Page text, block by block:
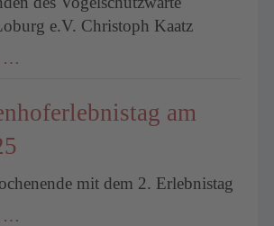
e.V. Christoph Kaatz
…
am
mit dem 2. Erlebnistag
…